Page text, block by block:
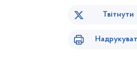
Твітнути